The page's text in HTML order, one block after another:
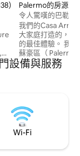
評價中獲得 4.98 的平均
Palermo的房源
令人驚嘆的巴勒
Soho）傑作，配
我們的Casa
大家庭打造的，讓
的最佳體驗。 我們的私人住宅位於巴勒莫
蘇豪區（ Palermo
有最好的咖啡館、
們距離塞拉諾廣場
室外用餐，在探索
和放鬆
設備與服務
Wi-Fi